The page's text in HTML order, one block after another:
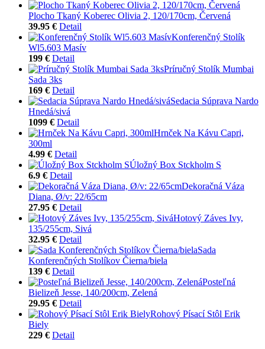
Plocho Tkaný Koberec Olivia 2, 120/170cm, Červená
39.95 € Detail
Konferenčný Stolík
Wl5.603 Masív
199 € Detail
Príručný Stolík Mumbai
Sada 3ks
169 € Detail
Sedacia Súprava Nardo
Hnedá/sivá
1099 € Detail
Hrnček Na Kávu Capri,
300ml
4.99 € Detail
Úložný Box Stckholm S
6.9 € Detail
Dekoračná Váza
Diana, Ø/v: 22/65cm
27.95 € Detail
Hotový Záves Ivy,
135/255cm, Sivá
32.95 € Detail
Sada
Konferenčných Stolíkov Čierna/biela
139 € Detail
Posteľná
Bielizeň Jesse, 140/200cm, Zelená
29.95 € Detail
Rohový Písací Stôl Erik
Biely
229 € Detail